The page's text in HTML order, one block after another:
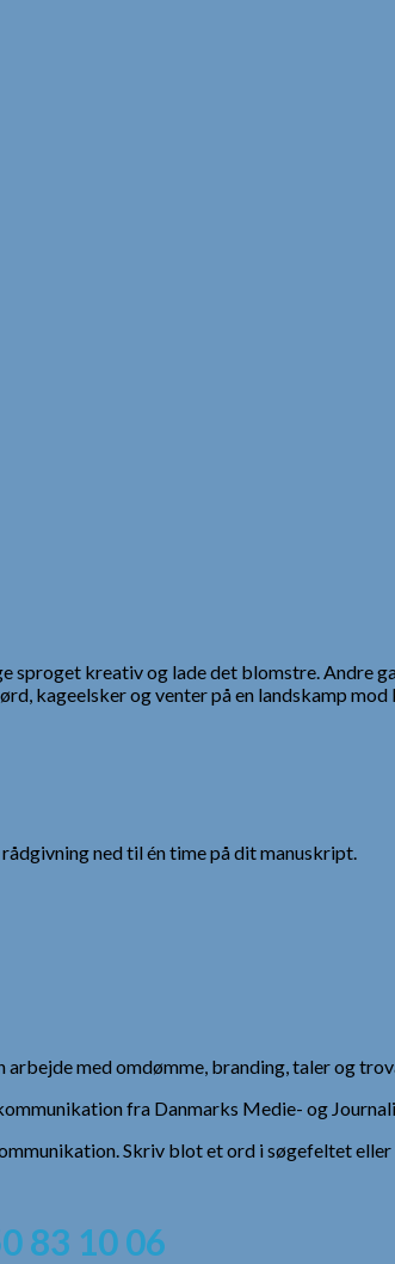
kreativ og lade det blomstre. Andre
kageelsker og venter på en landskamp
ned til én time på dit manuskript.
med omdømme, branding, taler og
fra Danmarks Medie- og
Skriv blot et ord i søgefeltet
83 10 06